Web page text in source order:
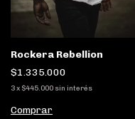
Rockera Rebellion
$1.335.000
3x $445.000 sin interés
Comprar